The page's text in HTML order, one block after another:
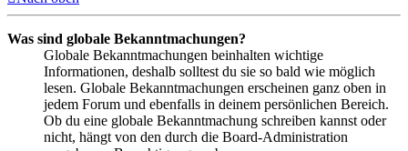
Was sind globale Bekanntmachungen?
Globale Bekanntmachungen beinhalten wichtige
Informationen, deshalb solltest du sie so bald wie möglich
lesen. Globale Bekanntmachungen erscheinen ganz oben in
jedem Forum und ebenfalls in deinem persönlichen Bereich.
Ob du eine globale Bekanntmachung schreiben kannst oder
nicht, hängt von den durch die Board-Administration